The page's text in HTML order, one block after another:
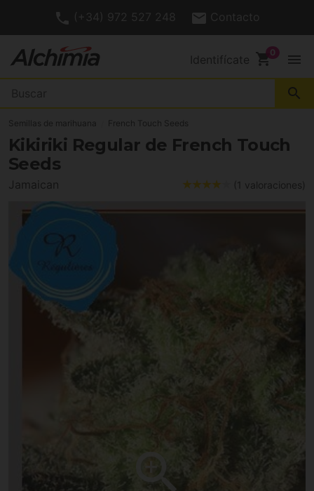
(+34) 972 527 248 Contacto
Identifícate shopping_cart menu
search
Semillas de marihuana French Touch Seeds
Kikiriki Regular de French Touch
Seeds
Jamaican (1 valoraciones)